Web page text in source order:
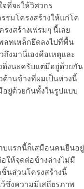
จที่จะให้วิศวกร
รมโครงสร้างให้แก่โค
งสร้างเฟรมๆ นี้เลย
ลทเหล็กยึดลงไปที่พื้น
งมานี่เองคือเหตุและ
ดิ่งนะครับแต่มีอยู่ด้วยกัน
ด้านข้างที่ผมเป็นห่วงนี้
อยู่ด้วยกันทั้งในรูปแบบ
บแรกนี้ก็เสมือนคนยืนอยู่
ให้จุดต่อข้างล่างไม่มี
ชิ้นส่วนโครงสร้างนี้
ซึ่งความมีเสถียรภาพ